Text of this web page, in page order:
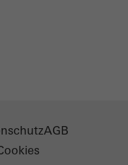
AGB